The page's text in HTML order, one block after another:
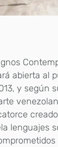
abierta al
y según
lenguajes